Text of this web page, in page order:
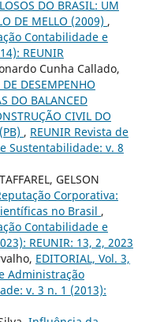
DO BRASIL: UM
DE MELLO (2009) ,
Contabilidade e
REUNIR
Cunha Callado,
DESEMPENHO
DO BALANCED
CIVIL DO
, REUNIR Revista de
Sustentabilidade: v. 8
GELSON
Corporativa:
no Brasil ,
Contabilidade e
REUNIR: 13, 2, 2023
EDITORIAL, Vol. 3,
Administração
v. 3 n. 1 (2013):